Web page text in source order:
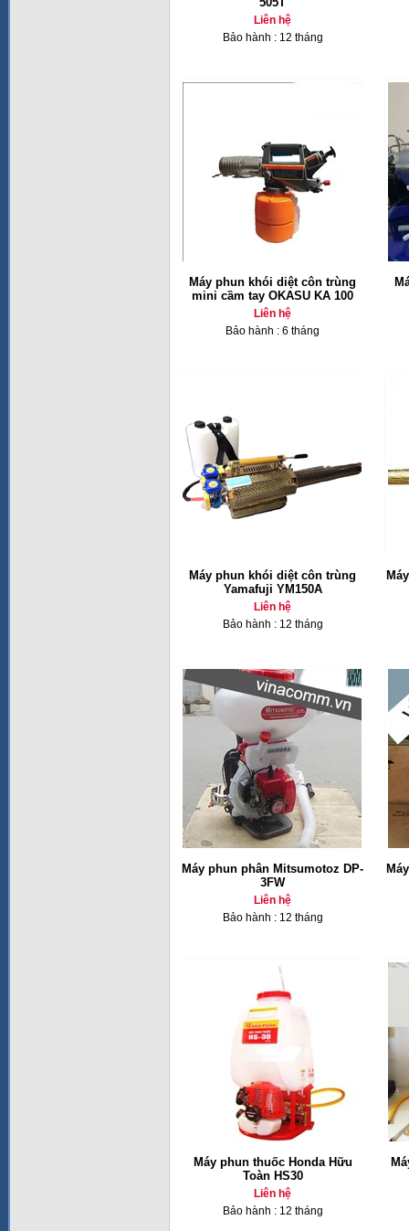
Liên hệ
Bảo hành : 12 tháng
Máy phun khói diệt côn trùng
mini cầm tay OKASU KA 100
Liên hệ
Bảo hành : 6 tháng
Máy phun khói diệt côn trùng
Yamafuji YM150A
Liên hệ
Bảo hành : 12 tháng
Máy phun phân Mitsumotoz DP-
3FW
Liên hệ
Bảo hành : 12 tháng
Máy phun thuốc Honda Hữu
Toàn HS30
Liên hệ
Bảo hành : 12 tháng